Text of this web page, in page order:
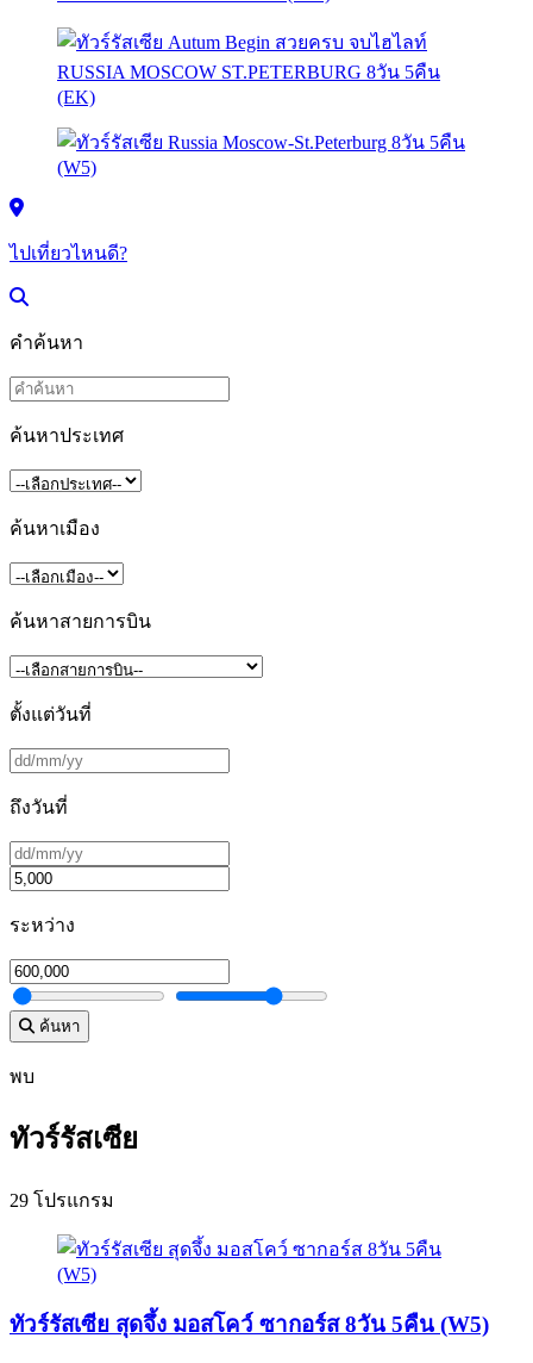
ไปเที่ยวไหนดี?
คำค้นหา
ค้นหาประเทศ
ค้นหาเมือง
ค้นหาสายการบิน
ตั้งแต่วันที่
ถึงวันที่
ระหว่าง
ค้นหา
พบ
ทัวร์รัสเซีย
29 โปรแกรม
ทัวร์รัสเซีย สุดจึ้ง มอสโคว์ ซากอร์ส 8วัน 5คืน (W5)